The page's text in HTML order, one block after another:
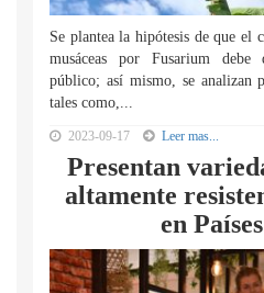
Se plantea la hipótesis de que el
musáceas por Fusarium debe
público; así mismo, se analizan
tales como,...
2023-09-17 Leer mas...
Presentan
altamente
en